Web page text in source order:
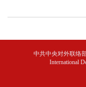
中共中央对外联络
International